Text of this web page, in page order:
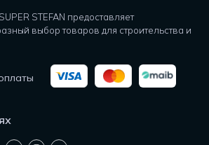
STEFAN предоставляет
выбор товаров для строительства и